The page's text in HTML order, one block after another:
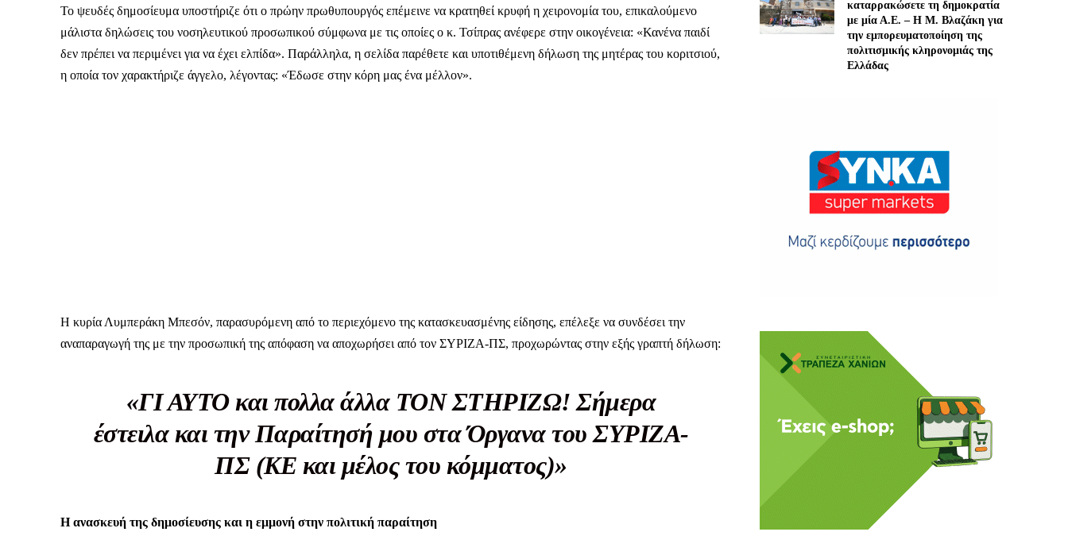
Καθημερινή Μαχητική
Εφημερίδα
Το ξέρουμε…
Το να βλέπετε αυτά τα μηνύματα μπορεί να είναι κουραστικό. Και να είστε σίγουροί ότι ούτε κι εμείς
βρίσκουμε κάποια ευχαρίστηση από το να τα γράφουμε... Όμως αυτό το μήνυμα δεν αφορά εμάς. Αφορά κάτι
πολύ πιο σημαντικό: την επιβίωση της ανεξάρτητης, μαχητικής δημοσιογραφίας στην Kρήτη.
Το ψευδές δημοσίευμα υποστήριζε ότι ο πρώην πρωθυπουργός επέμεινε να κρατηθεί κρυφή η χειρονομία του, επικαλούμενο
μάλιστα δηλώσεις του νοσηλευτικού προσωπικού σύμφωνα με τις οποίες ο κ. Τσίπρας ανέφερε στην οικογένεια: «Κανένα παιδί
δεν πρέπει να περιμένει για να έχει ελπίδα». Παράλληλα, η σελίδα παρέθετε και υποτιθέμενη δήλωση της μητέρας του κοριτσιού,
η οποία τον χαρακτήριζε άγγελο, λέγοντας: «Έδωσε στην κόρη μας ένα μέλλον».
Η κυρία Λυμπεράκη Μπεσόν, παρασυρόμενη από το περιεχόμενο της κατασκευασμένης είδησης, επέλεξε να συνδέσει την
αναπαραγωγή της με την προσωπική της απόφαση να αποχωρήσει από τον ΣΥΡΙΖΑ-ΠΣ, προχωρώντας στην εξής γραπτή δήλωση:
«ΓΙ ΑΥΤΟ και πολλα άλλα ΤΟΝ ΣΤΗΡΙΖΩ! Σήμερα
έστειλα και την Παραίτησή μου στα Όργανα του ΣΥΡΙΖΑ-
ΠΣ (ΚΕ και μέλος του κόμματος)»
Η ανασκευή της δημοσίευσης και η εμμονή στην πολιτική παραίτηση
καταρρακώσετε τη δημοκρατία
με μία Α.Ε. – H M. Βλαζάκη για
την εμπορευματοποίηση της
πολιτισμικής κληρονομιάς της
Ελλάδας